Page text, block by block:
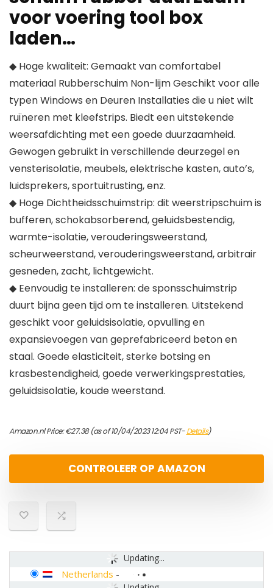
voor voering tool box
laden…
◆ Hoge kwaliteit: Gemaakt van comfortabel
materiaal Rubberschuim Non-lijm Geschikt voor alle
typen Windows en Deuren Installaties die u niet wilt
ruïneren met kleefstrips. Biedt een uitstekende
weersafdichting met een goede duurzaamheid.
Gewogen gebruikt in verschillende deurzegel en
vensterisolatie, meubels, elektrische kasten, auto’s,
luidsprekers, sportuitrusting, enz.
◆ Hoge Dichtheidsschuimstrip: dit weerstripschuim is
bufferen, schokabsorberend, geluidsbestendig,
warmte-isolatie, verouderingsweerstand,
scheurweerstand, verouderingsweerstand, arbitrair
gesneden, zacht, lichtgewicht.
◆ Eenvoudig te installeren: de sponsschuimstrip
duurt bijna geen tijd om te installeren. Uitstekend
geschikt voor geluidsisolatie, opvulling en
expansievoegen van geprefabriceerd beton en
staal. Goede elasticiteit, sterke botsing en
krasbestendigheid, goede verwerkingsprestaties,
geluidsisolatie, koude weerstand.
Amazon.nl Price:€27.38(as of 10/04/2023 12:04 PST-Details)
CONTROLEER OP AMAZON
Updating...
Netherlands -